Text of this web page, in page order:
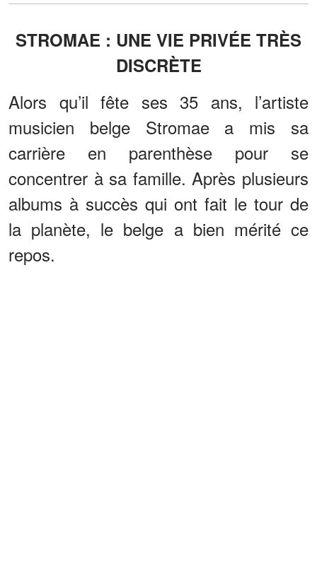
STROMAE : UNE VIE PRIVÉE TRÈS
DISCRÈTE
Alors qu’il fête ses 35 ans, l’artiste
musicien belge Stromae a mis sa
carrière en parenthèse pour se
concentrer à sa famille. Après plusieurs
albums à succès qui ont fait le tour de
la planète, le belge a bien mérité ce
repos.